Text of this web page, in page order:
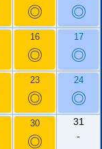
◎ ◎
16
◎
17
◎
23
◎
24
◎
30
◎
31
-